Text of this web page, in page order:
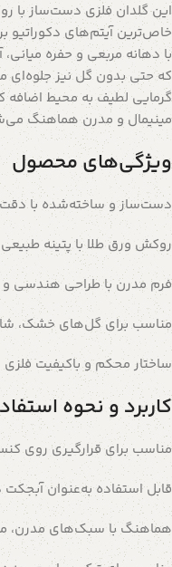
این گلدان فلزی دست‌ساز با
خاص‌ترین آیتم‌های
با دهانه مربعی و حفره
که حتی بدون گل نیز جلوه‌ای
گرمایی لطیف به محیط اضافه
مینیمال و مدرن هماهنگ
ویژگی‌های محصول
دست‌ساز و ساخته‌شده با دقت
روکش ورق طلا با پتینه طبیعی
فرم مدرن با طراحی هندسی و
مناسب برای گل‌های خشک،
ساختار محکم و باکیفیت فلزی
کاربرد و نحوه
مناسب برای قرارگیری روی
قابل استفاده به‌عنوان
هماهنگ با سبک‌های مدرن،